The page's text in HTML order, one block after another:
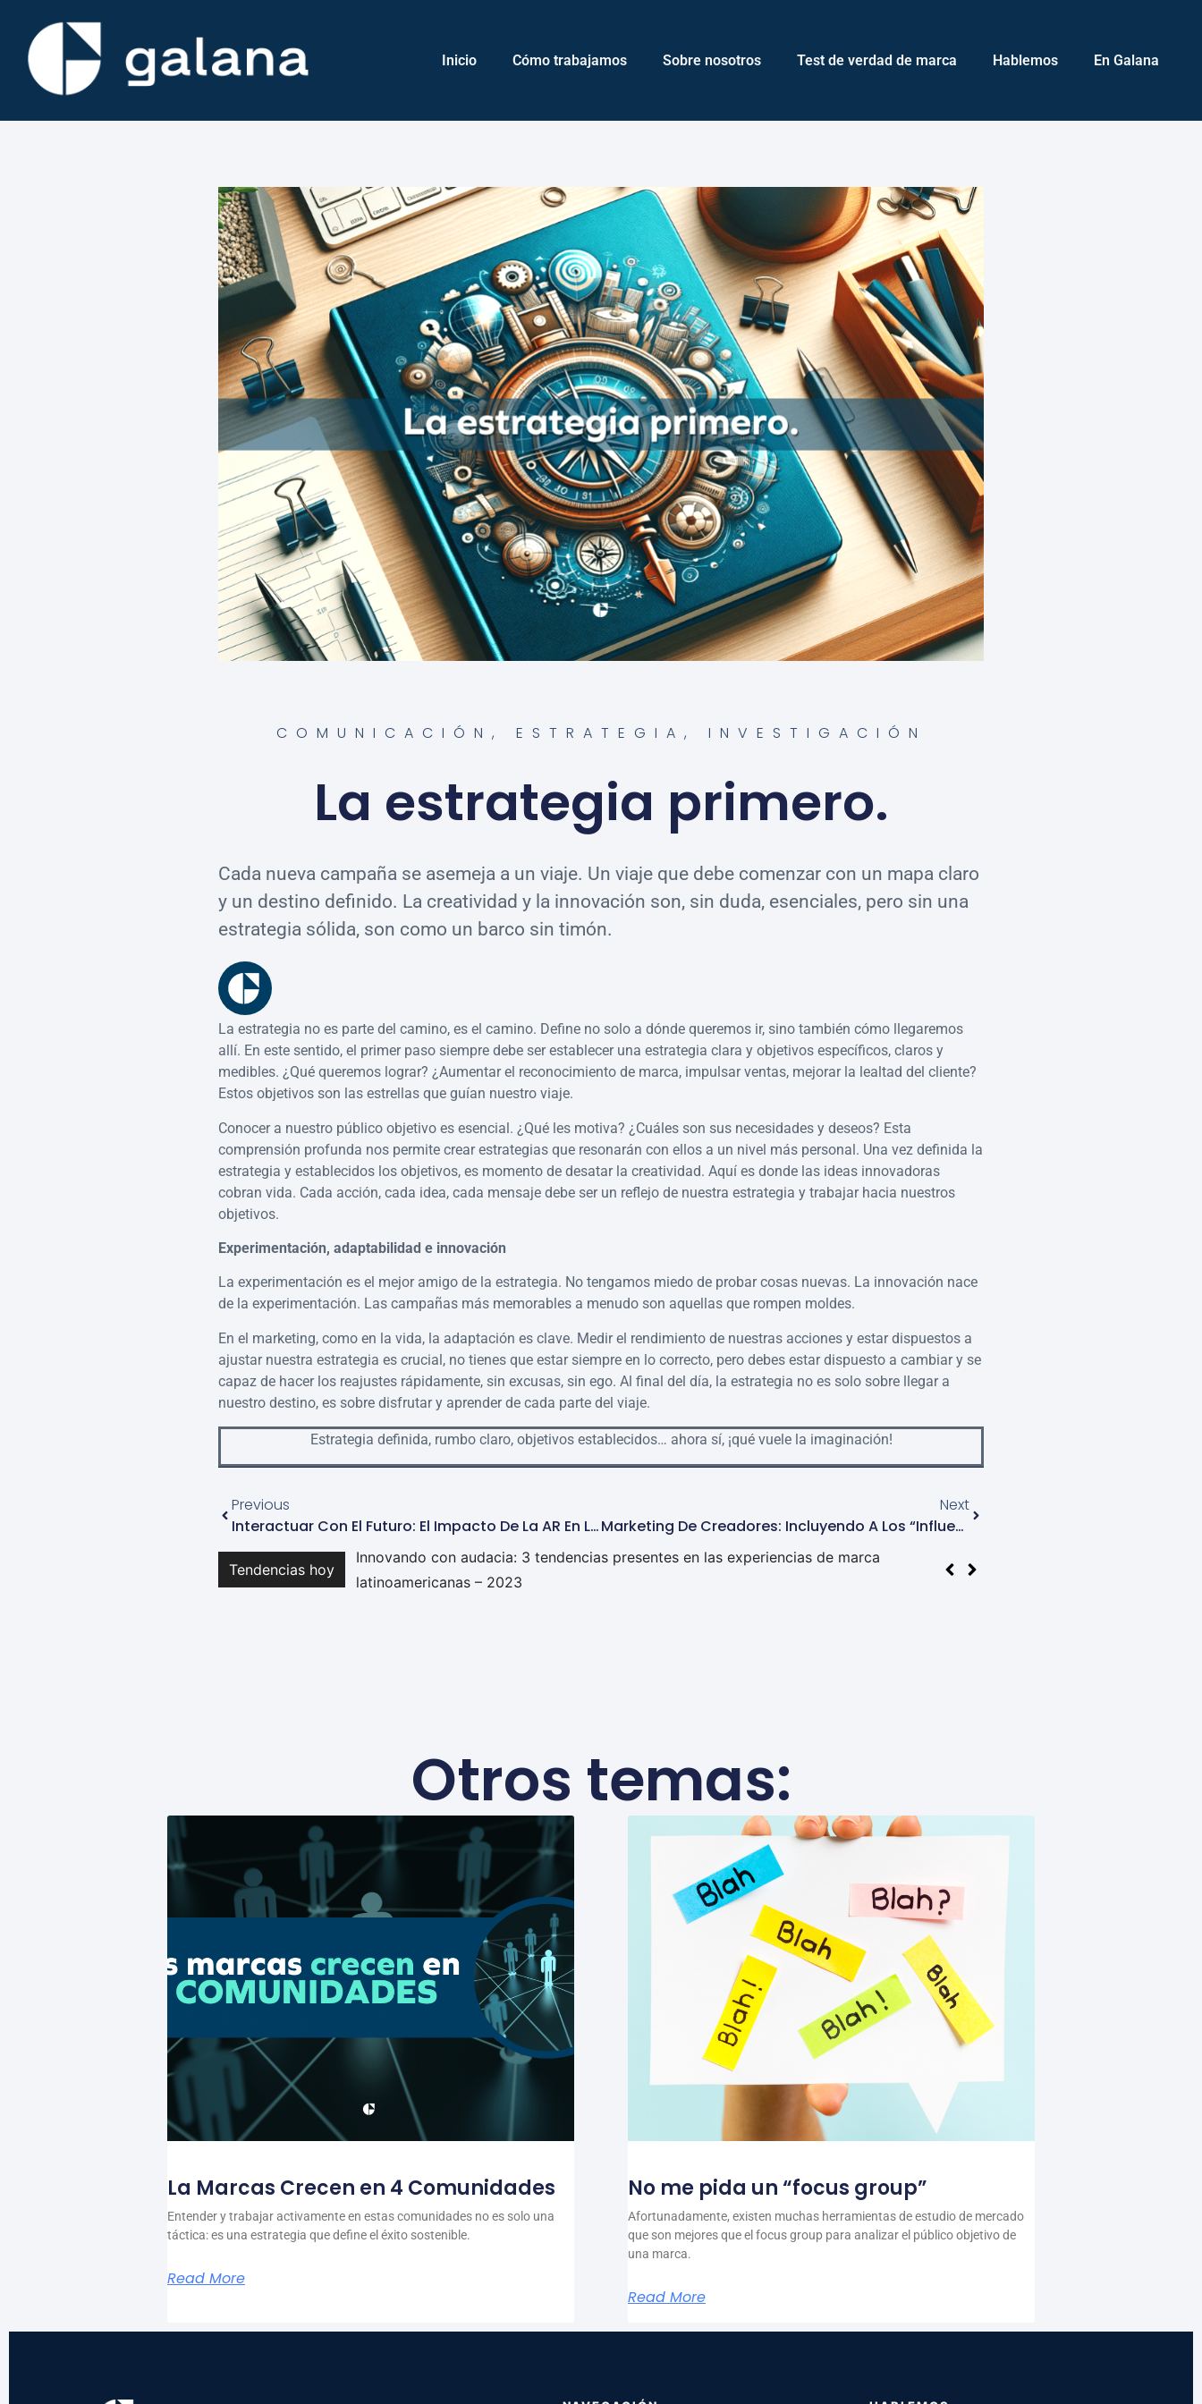
Inicio Cómo trabajamos Sobre nosotros Test de verdad de marca Hablemos En Galana
COMUNICACIÓN , ESTRATEGIA , INVESTIGACIÓN
La estrategia primero.
Cada nueva campaña se asemeja a un viaje. Un viaje que debe comenzar con un mapa claro
y un destino definido. La creatividad y la innovación son, sin duda, esenciales, pero sin una
estrategia sólida, son como un barco sin timón.
La estrategia no es parte del camino, es el camino. Define no solo a dónde queremos ir, sino también cómo llegaremos
allí. En este sentido, el primer paso siempre debe ser establecer una estrategia clara y objetivos específicos, claros y
medibles. ¿Qué queremos lograr? ¿Aumentar el reconocimiento de marca, impulsar ventas, mejorar la lealtad del cliente?
Estos objetivos son las estrellas que guían nuestro viaje.
Conocer a nuestro público objetivo es esencial. ¿Qué les motiva? ¿Cuáles son sus necesidades y deseos? Esta
comprensión profunda nos permite crear estrategias que resonarán con ellos a un nivel más personal. Una vez definida la
estrategia y establecidos los objetivos, es momento de desatar la creatividad. Aquí es donde las ideas innovadoras
cobran vida. Cada acción, cada idea, cada mensaje debe ser un reflejo de nuestra estrategia y trabajar hacia nuestros
objetivos.
Experimentación, adaptabilidad e innovación
La experimentación es el mejor amigo de la estrategia. No tengamos miedo de probar cosas nuevas. La innovación nace
de la experimentación. Las campañas más memorables a menudo son aquellas que rompen moldes.
En el marketing, como en la vida, la adaptación es clave. Medir el rendimiento de nuestras acciones y estar dispuestos a
ajustar nuestra estrategia es crucial, no tienes que estar siempre en lo correcto, pero debes estar dispuesto a cambiar y se
capaz de hacer los reajustes rápidamente, sin excusas, sin ego. Al final del día, la estrategia no es solo sobre llegar a
nuestro destino, es sobre disfrutar y aprender de cada parte del viaje.
Estrategia definida, rumbo claro, objetivos establecidos… ahora sí, ¡qué vuele la imaginación!
Previous
Interactuar Con El Futuro: El Impacto De La AR En Las Experiencias De Marca.
Next
Marketing De Creadores: Incluyendo A Los “influencers” En La Estrategia Digital.
Tendencias hoy La cuna de Newton en el Marketing: Alineando Negocio, Marca y Comportamiento.
Otros temas:
Entender y trabajar activamente en estas comunidades no es solo una
táctica: es una estrategia que define el éxito sostenible.
Afortunadamente, existen muchas herramientas de estudio de mercado
que son mejores que el focus group para analizar el público objetivo de